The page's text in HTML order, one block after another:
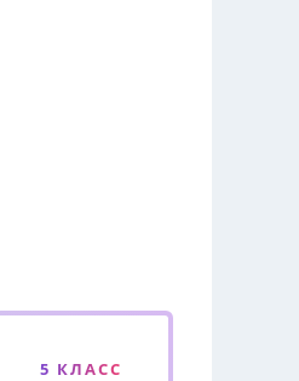
5 КЛАСС